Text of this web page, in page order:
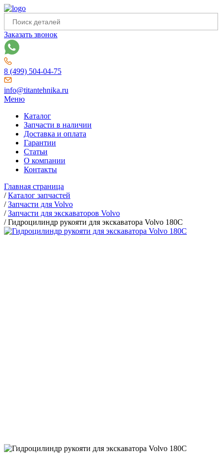
Заказать звонок
8 (499) 504-04-75
info@titantehnika.ru
Меню
Каталог
Запчасти в наличии
Доставка и оплата
Гарантии
Статьи
О компании
Контакты
Главная страница
/Каталог запчастей
/Запчасти для Volvo
/Запчасти для экскаваторов Volvo
/Гидроцилиндр рукояти для экскаватора Volvo 180C